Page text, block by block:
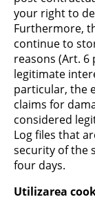
your right to
Furthermore,
continue to
reasons (Art. 6
legitimate
particular, the
claims for
considered
Log files that
security of the
four days.
Utilizarea